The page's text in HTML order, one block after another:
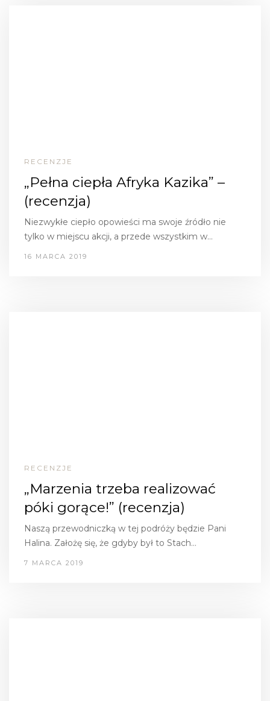
RECENZJE
„Pełna ciepła Afryka Kazika” –
(recenzja)
Niezwykłe ciepło opowieści ma swoje źródło nie
tylko w miejscu akcji, a przede wszystkim w…
16 MARCA 2019
RECENZJE
„Marzenia trzeba realizować
póki gorące!” (recenzja)
Naszą przewodniczką w tej podróży będzie Pani
Halina. Założę się, że gdyby był to Stach…
7 MARCA 2019